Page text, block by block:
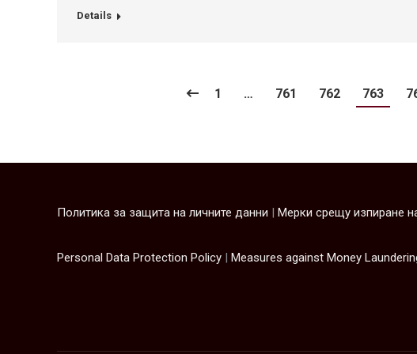
Details
1 … 761 762 763
Политика за защита на личните данни | Мерки срещу изпиране
Personal Data Protection Policy | Measures against Money